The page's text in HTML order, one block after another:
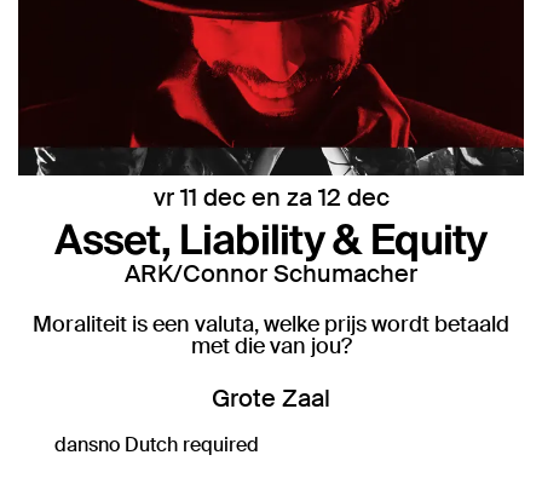
Asset, Liability & Equity
ARK/Connor Schumacher
vr 11 decen za 12 dec
Moraliteit is een valuta, welke prijs wordt betaald
met die van jou?
Grote Zaal
dansno Dutch required